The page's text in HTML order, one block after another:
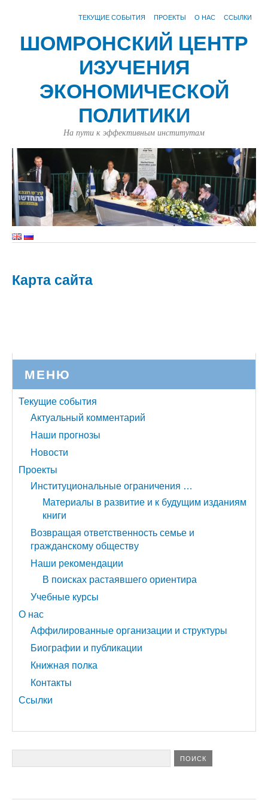
ТЕКУЩИЕ СОБЫТИЯ ПРОЕКТЫ О НАС ССЫЛКИ
ШОМРОНСКИЙ ЦЕНТР
ИЗУЧЕНИЯ
ЭКОНОМИЧЕСКОЙ
ПОЛИТИКИ
На пути к эффективным институтам
Карта сайта
МЕНЮ
Текущие события
Актуальный комментарий
Наши прогнозы
Новости
Проекты
Институциональные ограничения …
Материалы в развитие и к будущим изданиям
книги
Возвращая ответственность семье и
гражданскому обществу
Наши рекомендации
В поисках растаявшего ориентира
Учебные курсы
О нас
Аффилированные организации и структуры
Биографии и публикации
Книжная полка
Контакты
Ссылки